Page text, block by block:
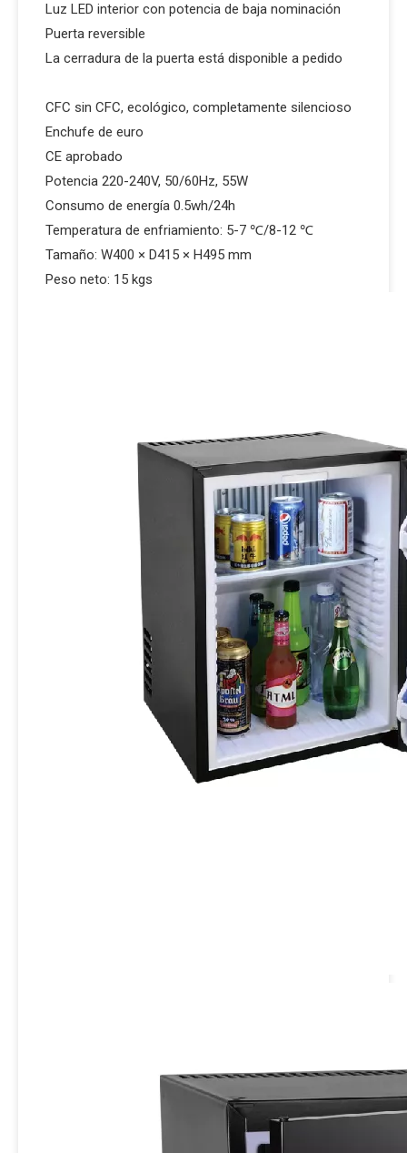
Luz LED interior con potencia de baja nominación
Puerta reversible
La cerradura de la puerta está disponible a pedido
CFC sin CFC, ecológico, completamente silencioso
Enchufe de euro
CE aprobado
Potencia 220-240V, 50/60Hz, 55W
Consumo de energía 0.5wh/24h
Temperatura de enfriamiento: 5-7 ℃/8-12 ℃
Tamaño: W400 × D415 × H495 mm
Peso neto: 15 kgs